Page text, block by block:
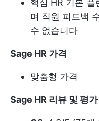
핵심 HR 기본
며 직원 피드백
수 없습니다
Sage HR 가격
맞춤형 가격
Sage HR 리뷰 및 평가